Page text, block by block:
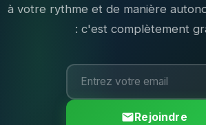
à votre rythme et de manière
: c'est complètement
Rejoindre